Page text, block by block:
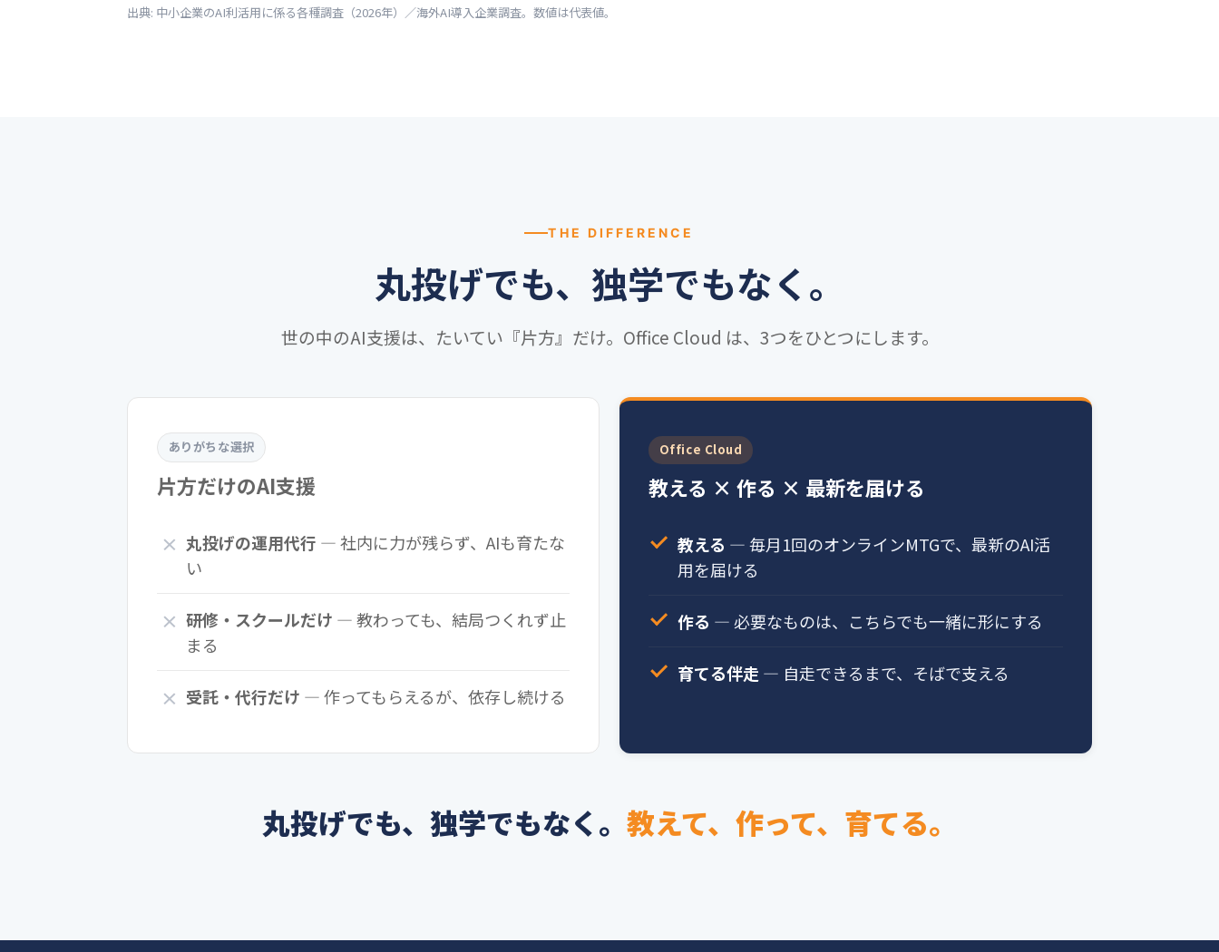
出典: 中小企業のAI利活用に係る各種調査（2026年）／海外AI導入企業調査。数値は代表値。
THE DIFFERENCE
丸投げでも、独学でもなく。
世の中のAI支援は、たいてい『片方』だけ。Office Cloud は、3つをひとつにします。
ありがちな選択
片方だけのAI支援
丸投げの運用代行 — 社内に力が残らず、AIも育たな
い
研修・スクールだけ — 教わっても、結局つくれず止
まる
受託・代行だけ — 作ってもらえるが、依存し続ける
Office Cloud
教える × 作る × 最新を届ける
教える — 毎月1回のオンラインMTGで、最新のAI活
用を届ける
作る — 必要なものは、こちらでも一緒に形にする
育てる伴走 — 自走できるまで、そばで支える
丸投げでも、独学でもなく。 教えて、作って、育てる。